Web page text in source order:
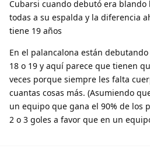
Cubarsi cuando debutó era blando
todas a su espalda y la diferencia
tiene 19 años
En el palancalona están
18 o 19 y aquí parece que tienen
veces porque siempre les falta
cuantas cosas más. (Asumiendo
un equipo que gana el 90% de los
2 o 3 goles a favor que en un